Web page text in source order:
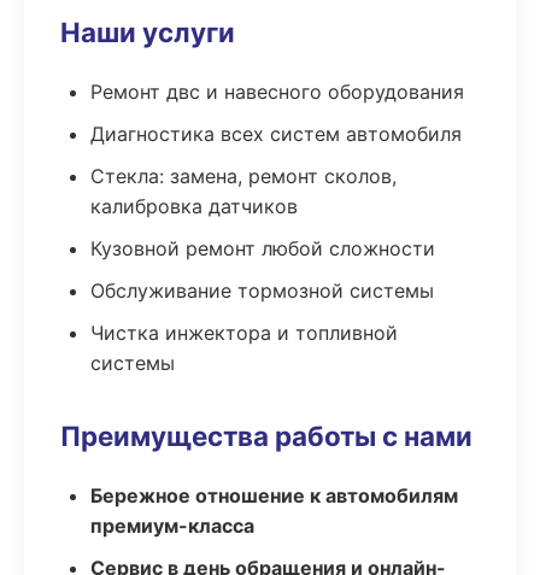
Наши услуги
Ремонт двс и навесного оборудования
Диагностика всех систем автомобиля
Стекла: замена, ремонт сколов,
калибровка датчиков
Кузовной ремонт любой сложности
Обслуживание тормозной системы
Чистка инжектора и топливной
системы
Преимущества работы с нами
Бережное отношение к автомобилям
премиум-класса
Сервис в день обращения и онлайн-